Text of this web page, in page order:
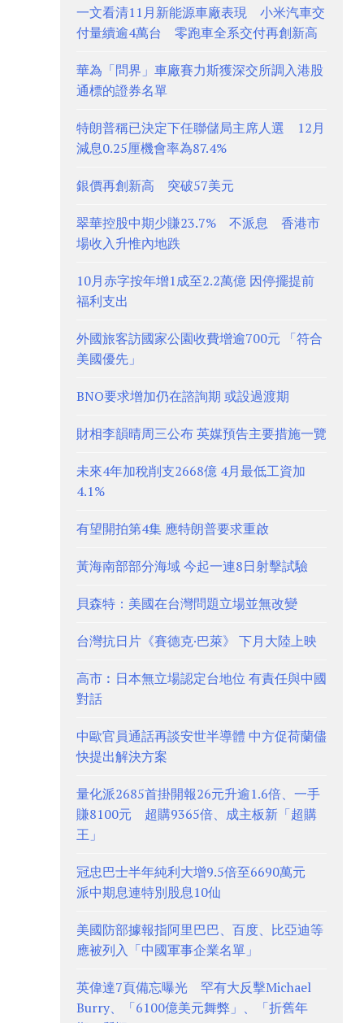
一文看清11月新能源車廠表現 小米汽車交
付量續逾4萬台 零跑車全系交付再創新高
華為「問界」車廠賽力斯獲深交所調入港股
通標的證券名單
特朗普稱已決定下任聯儲局主席人選 12月
減息0.25厘機會率為87.4%
銀價再創新高 突破57美元
翠華控股中期少賺23.7% 不派息 香港市
場收入升惟內地跌
10月赤字按年增1成至2.2萬億 因停擺提前
福利支出
外國旅客訪國家公園收費增逾700元 「符合
美國優先」
BNO要求增加仍在諮詢期 或設過渡期
財相李韻晴周三公布 英媒預告主要措施一覽
未來4年加稅削支2668億 4月最低工資加
4.1%
有望開拍第4集 應特朗普要求重啟
黃海南部部分海域 今起一連8日射擊試驗
貝森特：美國在台灣問題立場並無改變
台灣抗日片《賽德克·巴萊》 下月大陸上映
高市︰日本無立場認定台地位 有責任與中國
對話
中歐官員通話再談安世半導體 中方促荷蘭儘
快提出解決方案
量化派2685首掛開報26元升逾1.6倍、一手
賺8100元 超購9365倍、成主板新「超購
王」
冠忠巴士半年純利大增9.5倍至6690萬元
派中期息連特別股息10仙
美國防部據報指阿里巴巴、百度、比亞迪等
應被列入「中國軍事企業名單」
英偉達7頁備忘曝光 罕有大反擊Michael
Burry、「6100億美元舞弊」、「折舊年